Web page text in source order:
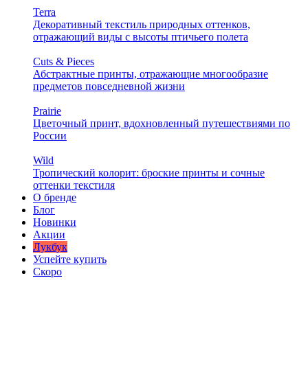
Terra
Декоративный текстиль природных оттенков,
отражающий виды с высоты птичьего полета
Cuts & Pieces
Абстрактные принты, отражающие многообразие
предметов повседневной жизни
Prairie
Цветочный принт, вдохновленный путешествиями по
России
Wild
Тропический колорит: броские принты и сочные
оттенки текстиля
О бренде
Блог
Новинки
Акции
Лукбук
Успейте купить
Скоро